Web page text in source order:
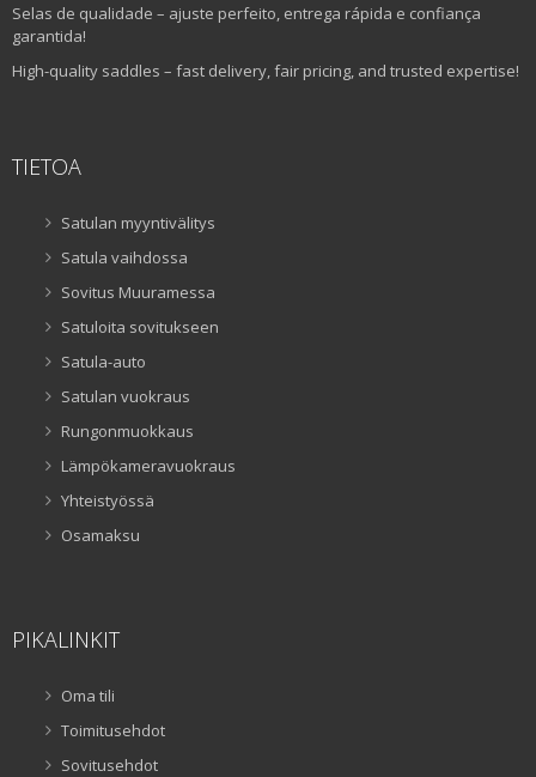
Selas de qualidade – ajuste perfeito, entrega rápida e confiança
garantida!
High-quality saddles – fast delivery, fair pricing, and trusted expertise!
TIETOA
Satulan myyntivälitys
Satula vaihdossa
Sovitus Muuramessa
Satuloita sovitukseen
Satula-auto
Satulan vuokraus
Rungonmuokkaus
Lämpökameravuokraus
Yhteistyössä
Osamaksu
PIKALINKIT
Oma tili
Toimitusehdot
Sovitusehdot